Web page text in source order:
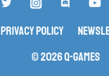
Privacy Policy
© 2026 Q-Games